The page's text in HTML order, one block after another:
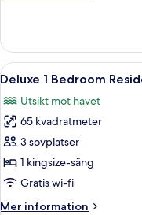
Club
Öppna
alla
foton
för
Deluxe
1
Bedroom
7
Deluxe 1 Bedroom
Utsikt mot havet
65 kvadratmeter
3 sovplatser
1 kingsize-säng
Gratis wi-fi
Mer information
Mer